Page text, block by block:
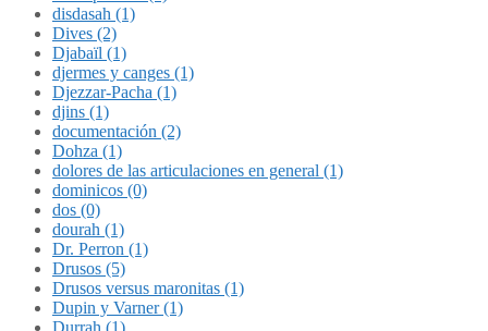
disdasah (1)
Dives (2)
Djabaïl (1)
djermes y canges (1)
Djezzar-Pacha (1)
djins (1)
documentación (2)
Dohza (1)
dolores de las articulaciones en general (1)
dominicos (0)
dos (0)
dourah (1)
Dr. Perron (1)
Drusos (5)
Drusos versus maronitas (1)
Dupin y Varner (1)
Durrah (1)